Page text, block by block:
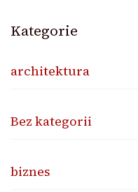
Kategorie
architektura
Bez kategorii
biznes